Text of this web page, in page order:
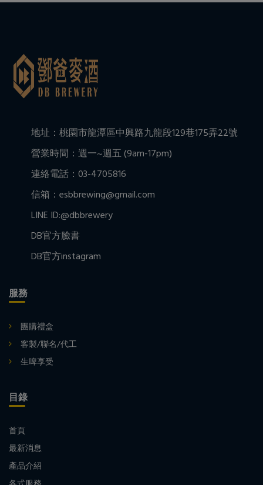
地址：桃園市龍潭區中興路九龍段129巷175弄22號
營業時間：週一~週五 (9am-17pm)
連絡電話：03-4705816
信箱：esbbrewing@gmail.com
LINE ID:@dbbrewery
DB官方臉書
DB官方instagram
服務
團購禮盒
客製/聯名/代工
生啤享受
目錄
首頁
最新消息
產品介紹